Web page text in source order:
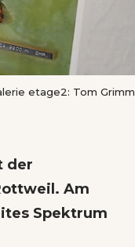
etage2: Tom Grimm
der
Am
Spektrum